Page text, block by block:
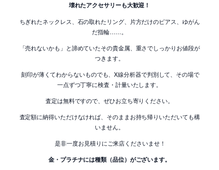
壊れたアクセサリーも大歓迎！
ちぎれたネックレス、石の取れたリング、片方だけのピアス、ゆがん
だ指輪……。
「売れないかも」と諦めていたその貴金属、重さでしっかりお値段が
つきます。
刻印が薄くてわからないものでも、X線分析器で判別して、その場で
一点ずつ丁寧に検査・計量いたします。
査定は無料ですので、ぜひお立ち寄りください。
査定額に納得いただけなければ、そのままお持ち帰りいただいても構
いません。
是非一度お見積りにご来店くださいませ！
金・プラチナには種類（品位）がございます。